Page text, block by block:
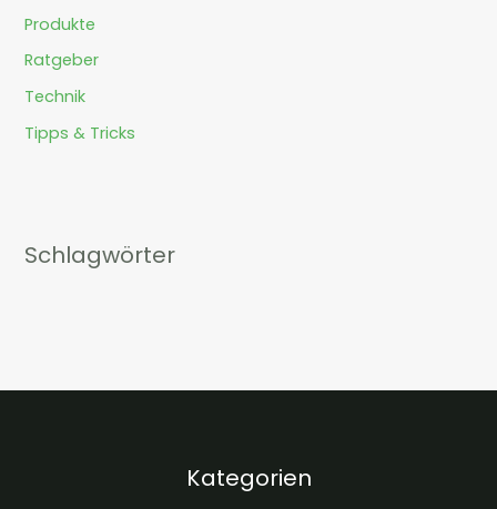
Produkte
Ratgeber
Technik
Tipps & Tricks
Schlagwörter
Kategorien